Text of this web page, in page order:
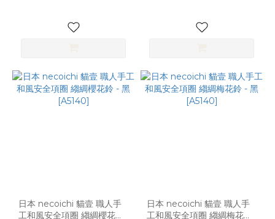
日本 necoichi 貓壹 職人手
工和風安全項圈 縐綢櫻花鈴
日本 necoichi 貓壹 職人手
工和風安全項圈 縐綢梅花鈴